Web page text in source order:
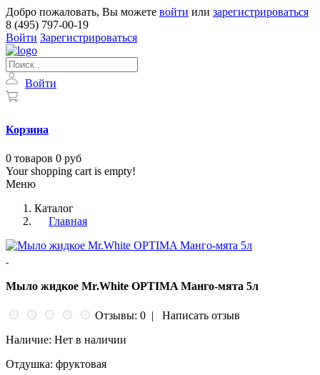
Добро пожаловать, Вы можете войти или зарегистрироваться
8 (495) 797-00-19
Войти Зарегистрироваться
Войти
Корзина
0 товаров 0 руб
Your shopping cart is empty!
Меню
Каталог
Главная
Мыло жидкое Mr.White OPTIMA Манго-мята 5л
Отзывы: 0 |
Написать отзыв
Наличие: Нет в наличии
Отдушка: фруктовая